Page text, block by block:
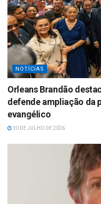
NOTÍCIAS
Orleans Brandão
defende ampliação da
evangélico
30 DE JULHO DE 2026